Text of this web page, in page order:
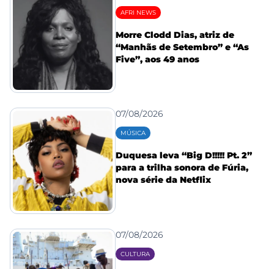
AFRI NEWS
Morre Clodd Dias, atriz de
“Manhãs de Setembro” e “As
Five”, aos 49 anos
07/08/2026
MÚSICA
Duquesa leva “Big D!!!!! Pt. 2”
para a trilha sonora de Fúria,
nova série da Netflix
07/08/2026
CULTURA